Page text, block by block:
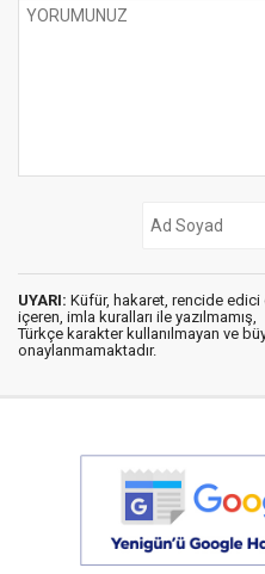
UYARI: Küfür, hakaret, rencide edici
içeren, imla kuralları ile yazılmamış,
Türkçe karakter kullanılmayan ve
onaylanmamaktadır.